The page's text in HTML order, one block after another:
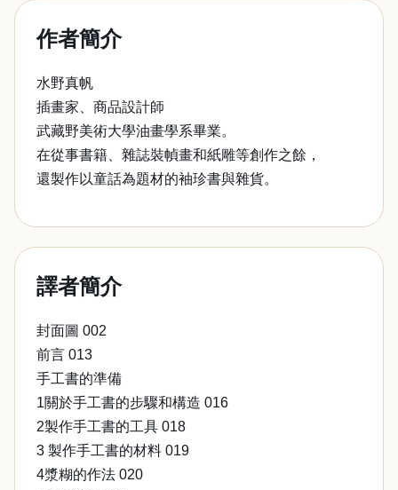
作者簡介
水野真帆
插畫家、商品設計師
武藏野美術大學油畫學系畢業。
在從事書籍、雜誌裝幀畫和紙雕等創作之餘，
還製作以童話為題材的袖珍書與雜貨。
譯者簡介
封面圖 002
前言 013
手工書的準備
1關於手工書的步驟和構造 016
2製作手工書的工具 018
3 製作手工書的材料 019
4漿糊的作法 020